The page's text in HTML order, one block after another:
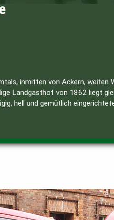
inmitten von Ackern, weiten
Landgasthof von 1862 liegt
hell und gemütlich